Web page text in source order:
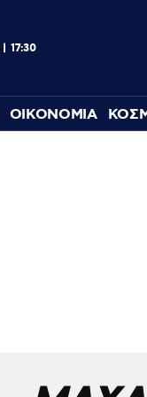
17:30
ΟΙΚΟΝΟΜΙΑ